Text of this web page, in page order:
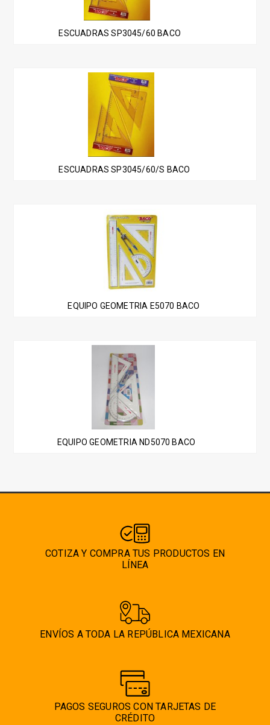
ESCUADRAS SP3045/60 BACO
ESCUADRAS SP3045/60/S BACO
EQUIPO GEOMETRIA E5070 BACO
EQUIPO GEOMETRIA ND5070 BACO
COTIZA Y COMPRA TUS PRODUCTOS EN
LÍNEA
ENVÍOS A TODA LA REPÚBLICA MEXICANA
PAGOS SEGUROS CON TARJETAS DE
CRÉDITO